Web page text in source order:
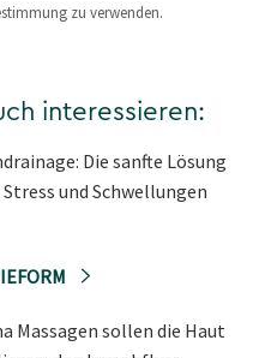
zu verwenden.
interessieren:
Die sanfte Lösung
und Schwellungen
Massagen sollen die Haut